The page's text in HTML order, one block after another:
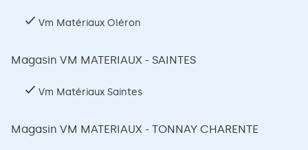
Vm Matériaux Oléron
Magasin VM MATERIAUX - SAINTES
Vm Matériaux Saintes
Magasin VM MATERIAUX - TONNAY CHARENTE